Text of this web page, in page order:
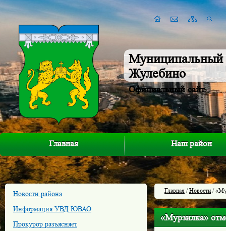
Муниципальный
Жулебино
Официальный сайт
Главная Наш район
Новости района
Информация УВД ЮВАО
Прокурор разъясняет
Главная /Новости/
«Мурзилка»